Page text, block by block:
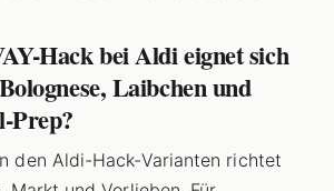
Hack bei Aldi eignet sich
Laibchen und
Prep?
den Aldi-Hack-Varianten richtet